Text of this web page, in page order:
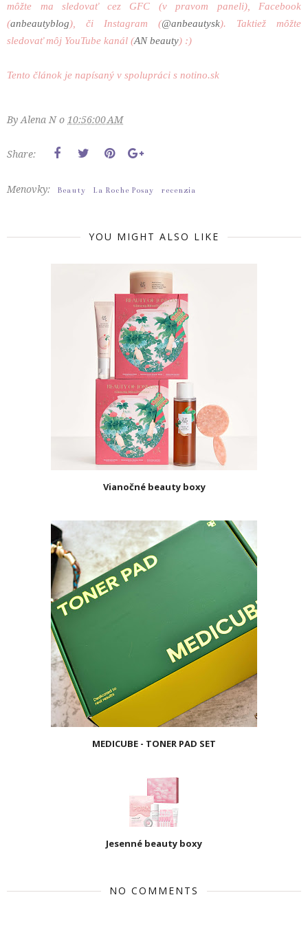
môžte ma sledovať cez GFC (v pravom paneli), Facebook
(anbeautyblog), či Instagram (@anbeautysk). Taktiež môžte
sledovať môj YouTube kanál (AN beauty) :)
Tento článok je napísaný v spolupráci s notino.sk
ByAlena N o 10:56:00 AM
Share:
Menovky: Beauty La Roche Posay recenzia
YOU MIGHT ALSO LIKE
Vianočné beauty boxy
MEDICUBE - TONER PAD SET
Jesenné beauty boxy
NO COMMENTS